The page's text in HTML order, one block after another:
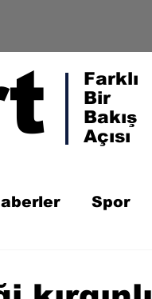
Farklı
Bir
Bakış
Açısı
Spor